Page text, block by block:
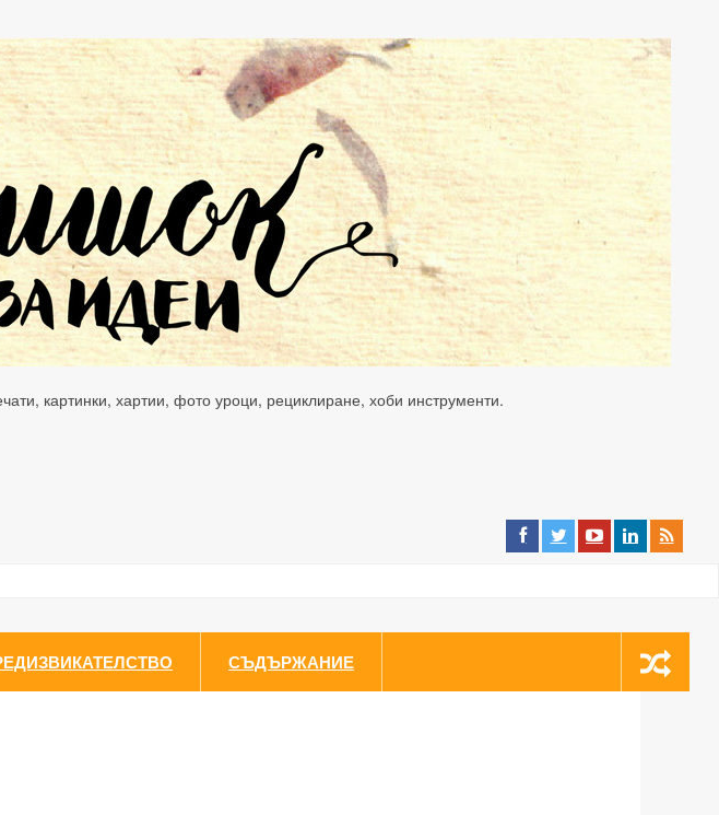
картинки, хартии, фото уроци, рециклиране, хоби инструменти.
СЪДЪРЖАНИЕ